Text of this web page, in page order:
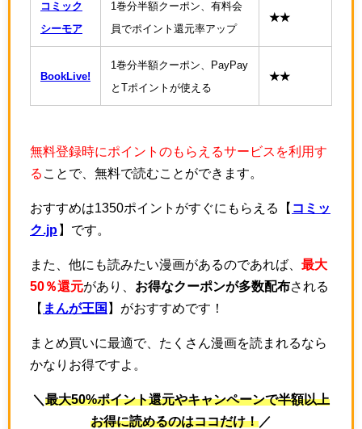
コミック
シーモア
1巻分半額クーポン、有料会
員でポイント還元率アップ
★★
BookLive!
1巻分半額クーポン、PayPay
とTポイントが使える
★★
無料登録時にポイントのもらえるサービスを利用す
る ことで、無料で読むことができます。
おすすめは1350ポイントがすぐにもらえる【 コミッ
ク.jp 】です。
また、他にも読みたい漫画があるのであれば、 最大
50％還元があり、 お得なクーポンが多数配布される
【 まんが王国 】がおすすめです！
まとめ買いに最適で、たくさん漫画を読まれるなら
かなりお得ですよ。
＼ 最大50%ポイント還元やキャンペーンで半額以上
お得に読めるのはココだけ！ ／